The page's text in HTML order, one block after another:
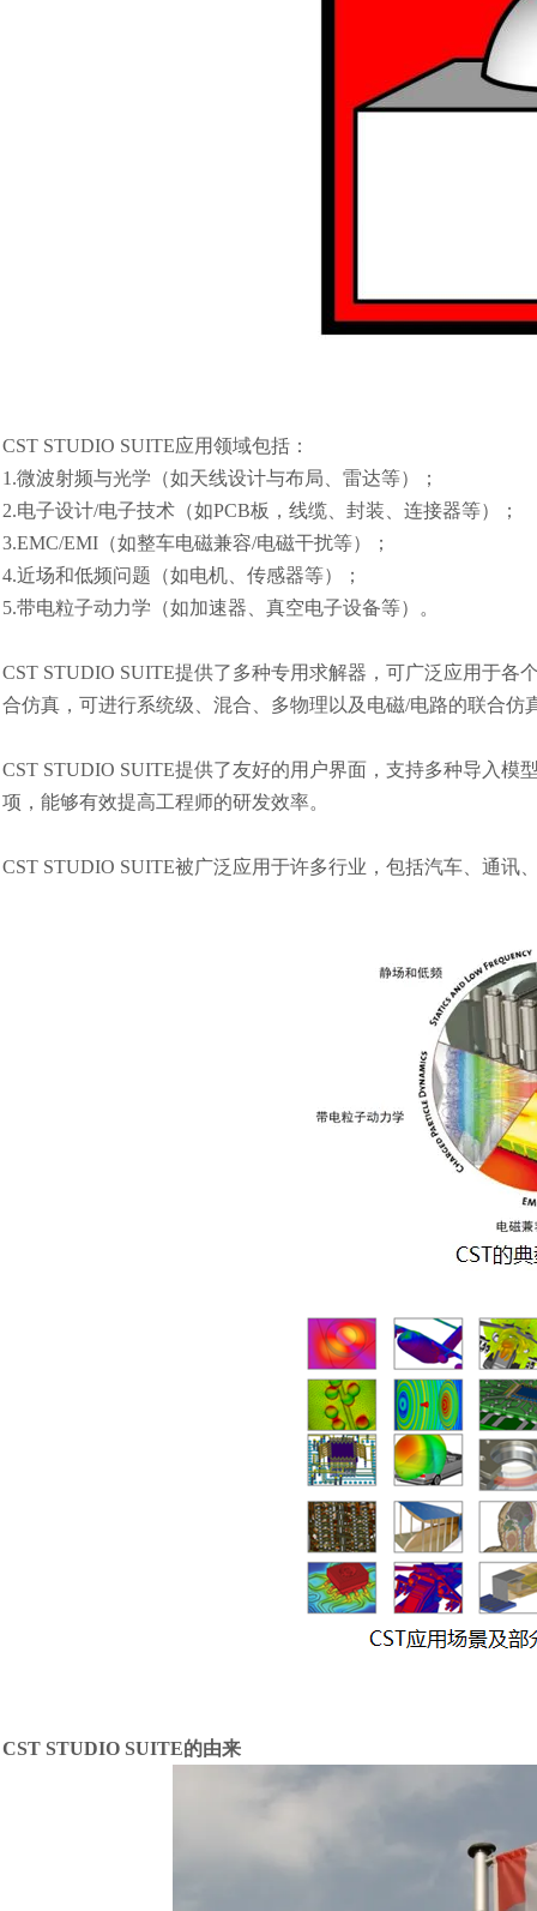
CST STUDIO SUITE应用领域包括：
1.微波射频与光学（如天线设计与布局、雷达等）；
2.电子设计/电子技术（如PCB板，线缆、封装、连接器等）；
3.EMC/EMI （如整车电磁兼容/电磁干扰等）；
4.近场和低频问题（如电机、传感器等）；
5.带电粒子动力学（如加速器、真空电子设备等）。
CST STUDIO SUITE提供了多种专用求解器，可广泛应用于各
合仿真，可进行系统级、混合、多物理以及电磁/电路的联合仿
CST STUDIO SUITE提供了友好的用户界面，支持多种导入模
项，能够有效提高工程师的研发效率。
CST STUDIO SUITE被广泛应用于许多行业，包括汽车、通讯
CST STUDIO SUITE的由来